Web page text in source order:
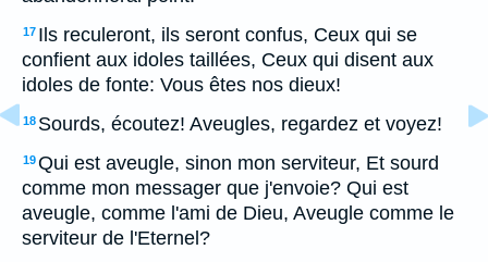
17 Ils reculeront, ils seront confus, Ceux qui se
confient aux idoles taillées, Ceux qui disent aux
idoles de fonte: Vous êtes nos dieux!
18 Sourds, écoutez! Aveugles, regardez et voyez!
19Qui est aveugle, sinon mon serviteur, Et sourd
comme mon messager que j'envoie? Qui est
aveugle, comme l'ami de Dieu, Aveugle comme le
serviteur de l'Eternel?